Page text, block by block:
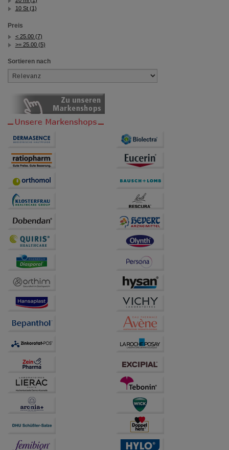
10 St (1)
Preis
< 25.00 (7)
>= 25.00 (5)
Sortieren nach